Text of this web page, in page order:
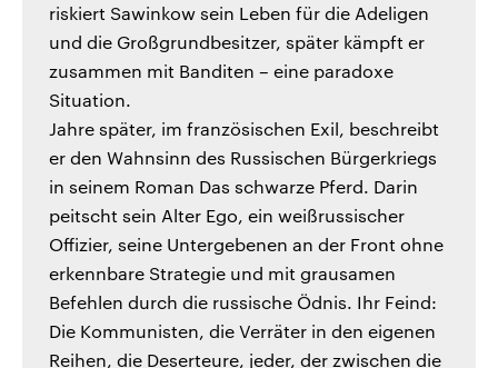
riskiert Sawinkow sein Leben für die Adeligen
und die Großgrundbesitzer, später kämpft er
zusammen mit Banditen – eine paradoxe
Situation.
Jahre später, im französischen Exil, beschreibt
er den Wahnsinn des Russischen Bürgerkriegs
in seinem Roman Das schwarze Pferd. Darin
peitscht sein Alter Ego, ein weißrussischer
Offizier, seine Untergebenen an der Front ohne
erkennbare Strategie und mit grausamen
Befehlen durch die russische Ödnis. Ihr Feind:
Die Kommunisten, die Verräter in den eigenen
Reihen, die Deserteure, jeder, der zwischen die